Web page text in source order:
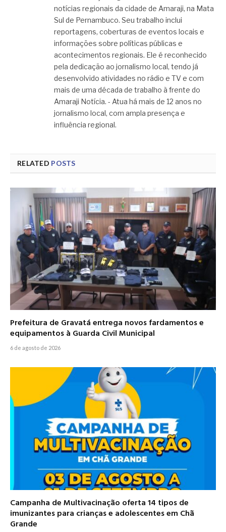
notícias regionais da cidade de Amaraji, na Mata
Sul de Pernambuco. Seu trabalho inclui
reportagens, coberturas de eventos locais e
informações sobre políticas públicas e
acontecimentos regionais. Ele é reconhecido
pela dedicação ao jornalismo local, tendo já
desenvolvido atividades no rádio e TV e com
mais de uma década de trabalho à frente do
Amaraji Notícia. - Atua há mais de 12 anos no
jornalismo local, com ampla presença e
influência regional.
RELATED POSTS
Prefeitura de Gravatá entrega novos fardamentos e
equipamentos à Guarda Civil Municipal
6 de agosto de 2026
Campanha de Multivacinação oferta 14 tipos de
imunizantes para crianças e adolescentes em Chã
Grande